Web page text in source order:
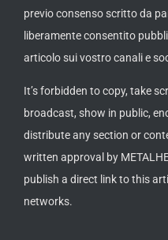
previo consenso scritto da
liberamente consentito
articolo sui vostro canali e
It’s forbidden to copy, take
broadcast, show in public,
distribute any section or
written approval by
publish a direct link to this
networks.